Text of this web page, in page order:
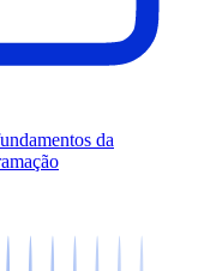
da